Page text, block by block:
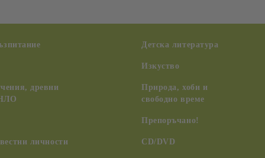
древни
личности
Детска литература
Изкуство
Природа, хоби и
свободно време
Препоръчано!
CD/DVD